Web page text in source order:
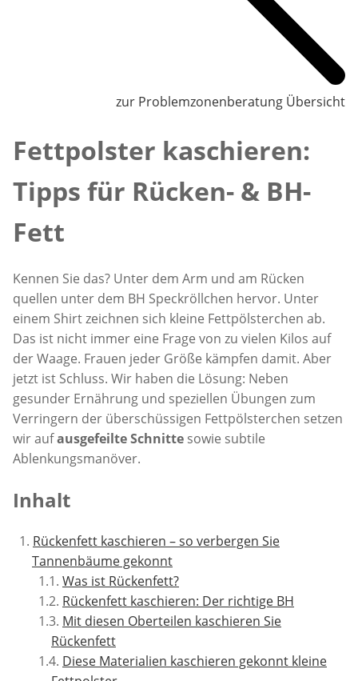
zur Problemzonenberatung Übersicht
Fettpolster kaschieren:
Tipps für Rücken- & BH-
Fett
Kennen Sie das? Unter dem Arm und am Rücken
quellen unter dem BH Speckröllchen hervor. Unter
einem Shirt zeichnen sich kleine Fettpölsterchen ab.
Das ist nicht immer eine Frage von zu vielen Kilos auf
der Waage. Frauen jeder Größe kämpfen damit. Aber
jetzt ist Schluss. Wir haben die Lösung: Neben
gesunder Ernährung und speziellen Übungen zum
Verringern der überschüssigen Fettpölsterchen setzen
wir aufausgefeilte Schnitte sowie subtile
Ablenkungsmanöver.
Inhalt
Rückenfett kaschieren – so verbergen Sie
Tannenbäume gekonnt
Was ist Rückenfett?
Rückenfett kaschieren: Der richtige BH
Mit diesen Oberteilen kaschieren Sie
Rückenfett
Diese Materialien kaschieren gekonnt kleine